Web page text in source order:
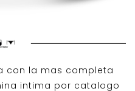
con la mas completa
intima por catalogo